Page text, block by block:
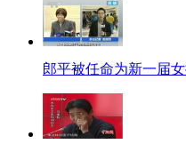
郎平被任命为新一届